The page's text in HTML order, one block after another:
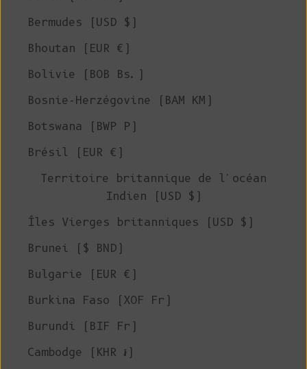
Bermudes (USD $)
Bhoutan (EUR €)
Bolivie (BOB Bs.)
Bosnie-Herzégovine (BAM КМ)
Botswana (BWP P)
Brésil (EUR €)
Territoire britannique de l'océan
Indien (USD $)
Îles Vierges britanniques (USD $)
Brunei ($ BND)
Bulgarie (EUR €)
Burkina Faso (XOF Fr)
Burundi (BIF Fr)
Cambodge (KHR ៛)